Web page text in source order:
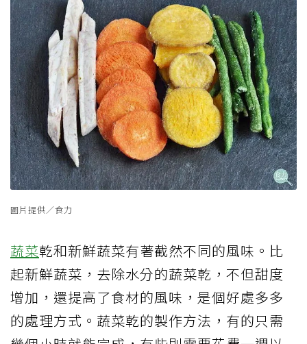
圖片提供／食力
蔬菜乾和新鮮蔬菜有著截然不同的風味。比
起新鮮蔬菜，去除水分的蔬菜乾，不但甜度
增加，還提高了食材的風味，是個好處多多
的處理方式。蔬菜乾的製作方法，有的只需